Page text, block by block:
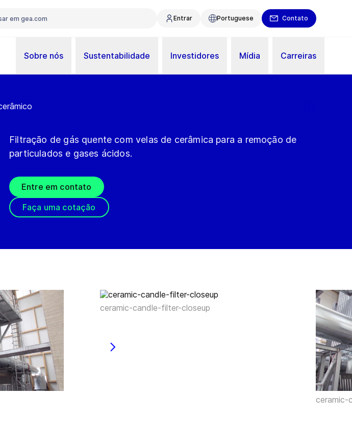
Entrar Portuguese Contato
Sobre nós Sustentabilidade Investidores Mídia Carreiras
Filtração de gás quente com velas de cerâmica para a remoção de
particulados e gases ácidos.
Entre em contato
Faça uma cotação
ceramic-candle-filter-closeup
ceramic-